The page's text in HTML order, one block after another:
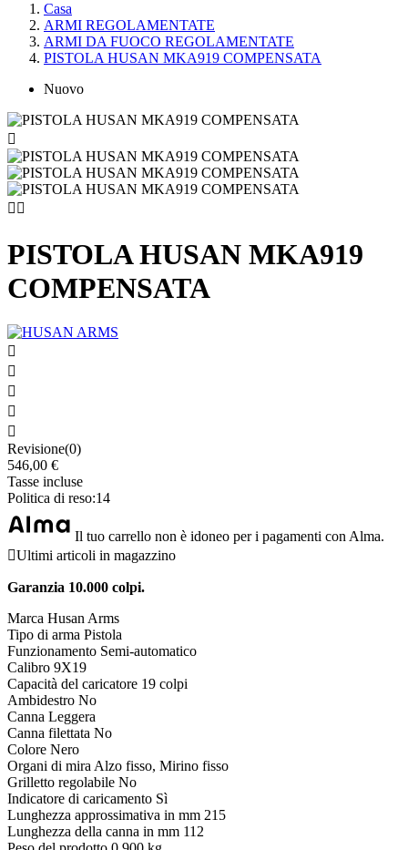
Casa
ARMI REGOLAMENTATE
ARMI DA FUOCO REGOLAMENTATE
PISTOLA HUSAN MKA919 COMPENSATA
Nuovo

 
PISTOLA HUSAN MKA919
COMPENSATA





Revisione(0)
546,00 €
Tasse incluse
Politica di reso:14
Il tuo carrello non è idoneo per i pagamenti con Alma.
Ultimi articoli in magazzino
Garanzia 10.000 colpi.
Marca Husan Arms
Tipo di arma Pistola
Funzionamento Semi-automatico
Calibro 9X19
Capacità del caricatore 19 colpi
Ambidestro No
Canna Leggera
Canna filettata No
Colore Nero
Organi di mira Alzo fisso, Mirino fisso
Grilletto regolabile No
Indicatore di caricamento Sì
Lunghezza approssimativa in mm 215
Lunghezza della canna in mm 112